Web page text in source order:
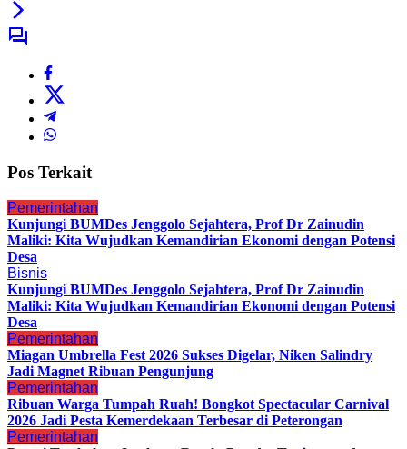
Pos Terkait
Pemerintahan
Kunjungi BUMDes Jenggolo Sejahtera, Prof Dr Zainudin
Maliki: Kita Wujudkan Kemandirian Ekonomi dengan Potensi
Desa
Bisnis
Kunjungi BUMDes Jenggolo Sejahtera, Prof Dr Zainudin
Maliki: Kita Wujudkan Kemandirian Ekonomi dengan Potensi
Desa
Pemerintahan
Miagan Umbrella Fest 2026 Sukses Digelar, Niken Salindry
Jadi Magnet Ribuan Pengunjung
Pemerintahan
Ribuan Warga Tumpah Ruah! Bongkot Spectacular Carnival
2026 Jadi Pesta Kemerdekaan Terbesar di Peterongan
Pemerintahan